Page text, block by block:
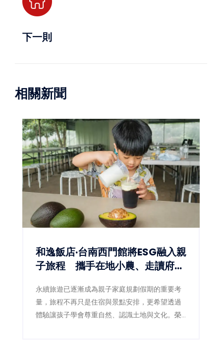
下一則
相關新聞
和逸飯店·台南西門館將ESG融入親
子旅程 攜手在地小農、走讀府城
永續旅遊已逐漸成為親子家庭規劃假期的重要考
量，旅程不再只是住宿與景點安排，更希望透過
體驗讓孩子學會尊重自然、認識土地與文化。榮